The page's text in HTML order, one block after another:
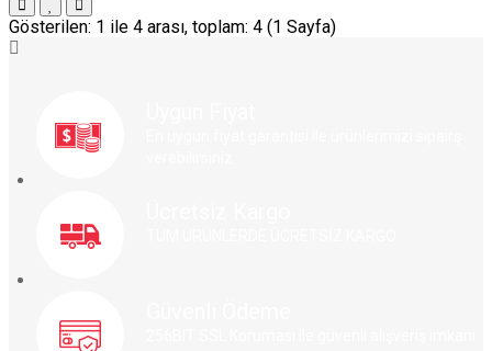
Gösterilen: 1 ile 4 arası, toplam: 4 (1 Sayfa)